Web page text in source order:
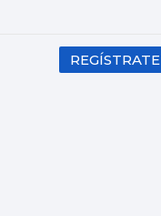
REGÍSTRATE